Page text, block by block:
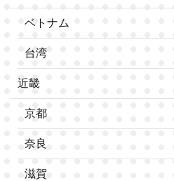
ベトナム
台湾
近畿
京都
奈良
滋賀